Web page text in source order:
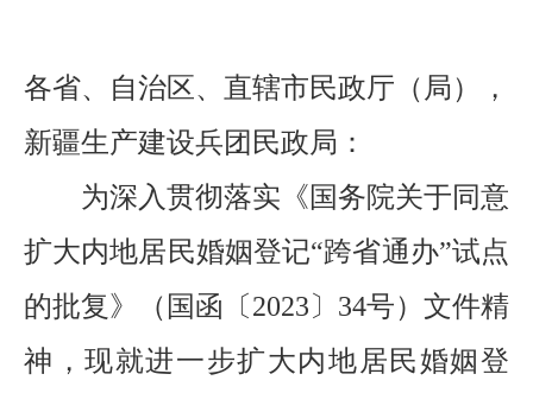
各省、自治区、直辖市民政厅（局），
新疆生产建设兵团民政局：
为深入贯彻落实《国务院关于同意
扩大内地居民婚姻登记“跨省通办”试点
的批复》（国函〔2023〕 34号）文件精
神，现就进一步扩大内地居民婚姻登